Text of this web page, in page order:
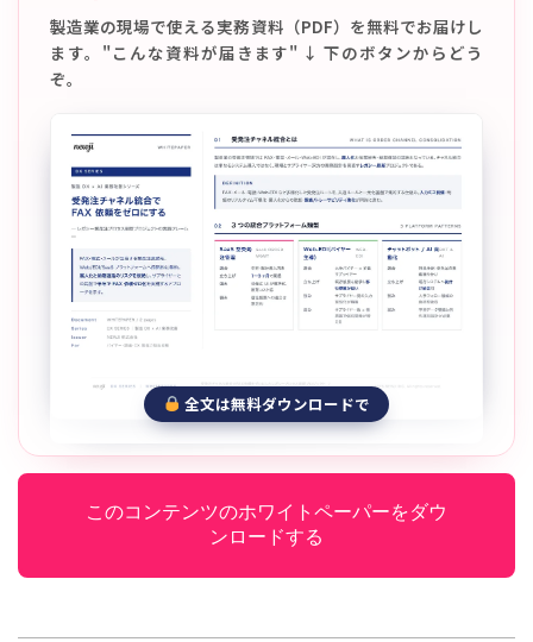
製造業の現場で使える実務資料（PDF）を無料でお届けし
ます。"こんな資料が届きます" ↓ 下のボタンからどう
ぞ。
全文は無料ダウンロードで
このコンテンツのホワイトペーパーをダウ
ンロードする